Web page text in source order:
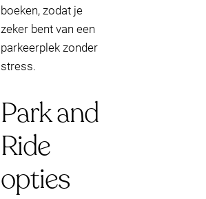
boeken, zodat je
zeker bent van een
parkeerplek zonder
stress.
Park and
Ride
opties